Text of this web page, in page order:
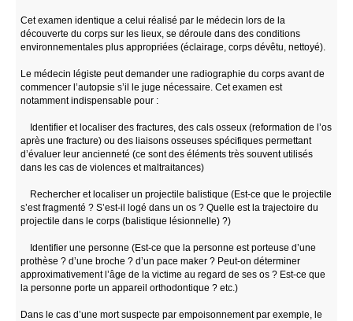
Cet examen identique a celui réalisé par le médecin lors de la
découverte du corps sur les lieux, se déroule dans des conditions
environnementales plus appropriées (éclairage, corps dévêtu, nettoyé).
Le médecin légiste peut demander une radiographie du corps avant de
commencer l’autopsie s’il le juge nécessaire. Cet examen est
notamment indispensable pour :
Identifier et localiser des fractures, des cals osseux (reformation de l’os
après une fracture) ou des liaisons osseuses spécifiques permettant
d’évaluer leur ancienneté (ce sont des éléments très souvent utilisés
dans les cas de violences et maltraitances)
Rechercher et localiser un projectile balistique (Est-ce que le projectile
s’est fragmenté ? S’est-il logé dans un os ? Quelle est la trajectoire du
projectile dans le corps (balistique lésionnelle) ?)
Identifier une personne (Est-ce que la personne est porteuse d’une
prothèse ? d’une broche ? d’un pace maker ? Peut-on déterminer
approximativement l’âge de la victime au regard de ses os ? Est-ce que
la personne porte un appareil orthodontique ? etc.)
Dans le cas d’une mort suspecte par empoisonnement par exemple, le